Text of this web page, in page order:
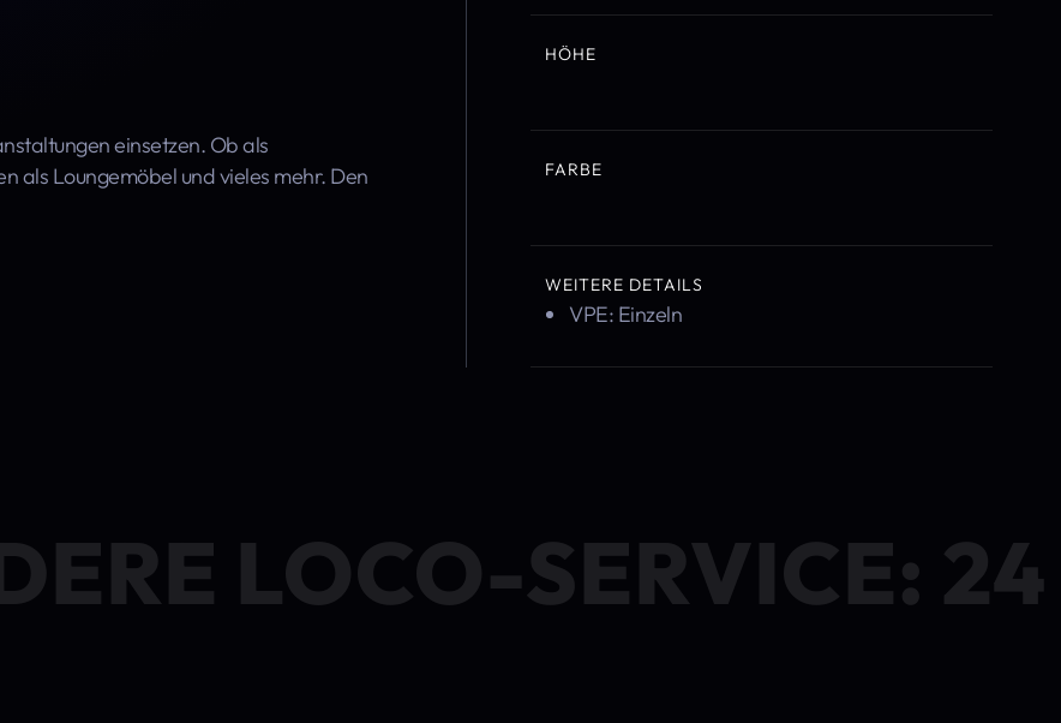
einsetzen. Ob als
als Loungemöbel und vieles mehr. Den
HÖHE
FARBE
WEITERE DETAILS
VPE: Einzeln
LOCO-SERVICE: